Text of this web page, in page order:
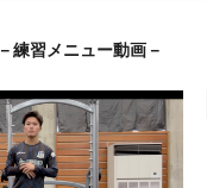
－練習メニュー動画－